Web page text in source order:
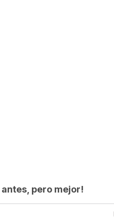
antes, pero mejor!